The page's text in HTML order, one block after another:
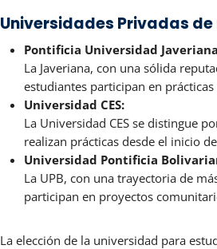
Universidades Privadas
Pontificia Universidad
La Javeriana, con una sólida
estudiantes participan en
Universidad CES:
La Universidad CES se distingue
realizan prácticas desde el inicio
Universidad Pontificia
La UPB, con una trayectoria de
participan en proyectos
La elección de la universidad para